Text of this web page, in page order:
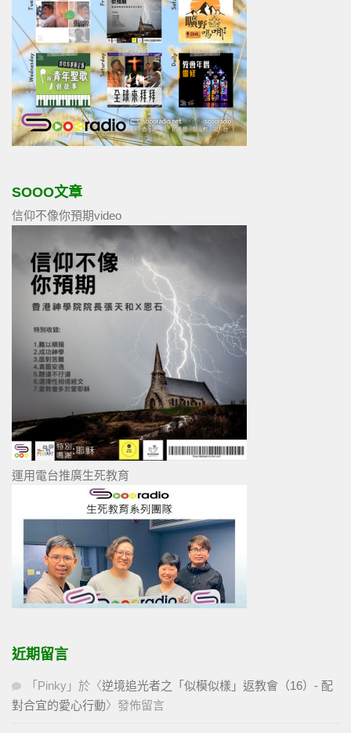
SOOO文章
信仰不像你預期video
運用電台推廣生死教育
近期留言
「 Pinky 」於〈逆境追光者之「似模似樣」返教會（16）- 配
對合宜的愛心行動〉發佈留言